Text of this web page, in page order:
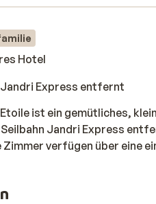
Hotel
Jandri Express entfernt
ist ein gemütliches,
Seilbahn Jandri Express
Zimmer verfügen über eine
der Piste können Sie sich
in der Lounge oder